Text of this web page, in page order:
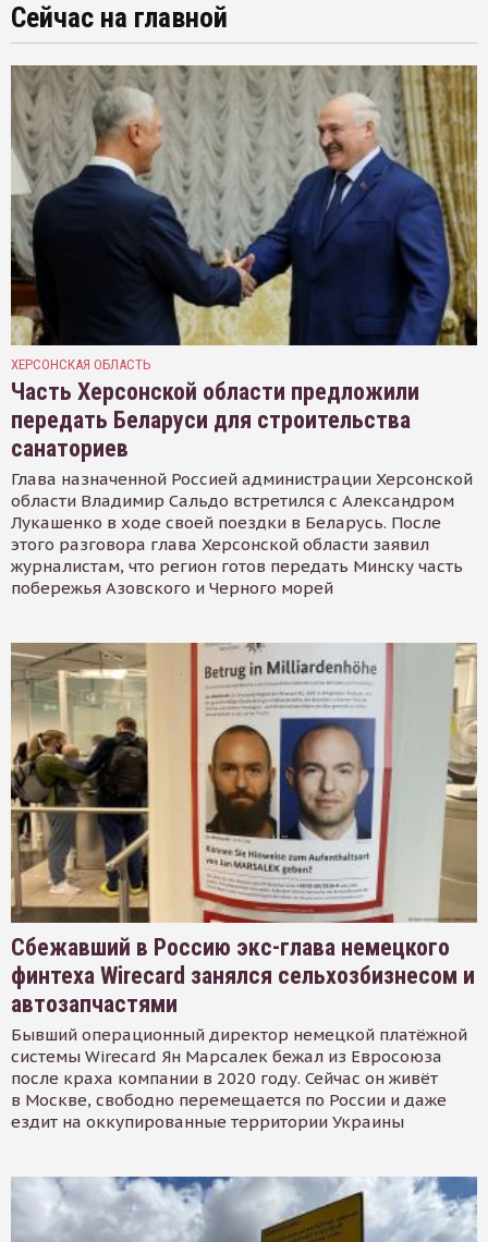
Сейчас на главной
ХЕРСОНСКАЯ ОБЛАСТЬ
Часть Херсонской области предложили
передать Беларуси для строительства
санаториев
Глава назначенной Россией администрации Херсонской
области Владимир Сальдо встретился с Александром
Лукашенко в ходе своей поездки в Беларусь. После
этого разговора глава Херсонской области заявил
журналистам, что регион готов передать Минску часть
побережья Азовского и Черного морей
Сбежавший в Россию экс-глава немецкого
финтеха Wirecard занялся сельхозбизнесом и
автозапчастями
Бывший операционный директор немецкой платёжной
системы Wirecard Ян Марсалек бежал из Евросоюза
после краха компании в 2020 году. Сейчас он живёт
в Москве, свободно перемещается по России и даже
ездит на оккупированные территории Украины